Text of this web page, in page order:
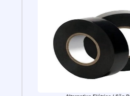
trifásico:
Regulação precisa de
autotransformador
a regulação precisa da
cada uma das fases do